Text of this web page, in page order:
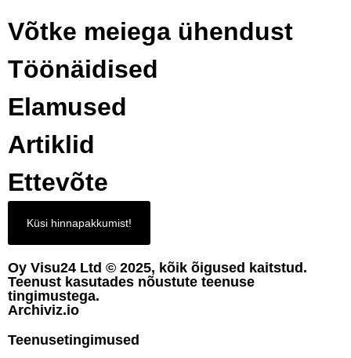
Võtke meiega ühendust
Töönäidised
Elamused
Artiklid
Ettevõte
Küsi hinnapakkumist!
Oy Visu24 Ltd © 2025, kõik õigused kaitstud.
Teenust kasutades nõustute teenuse
tingimustega.
Archiviz.io
Teenusetingimused